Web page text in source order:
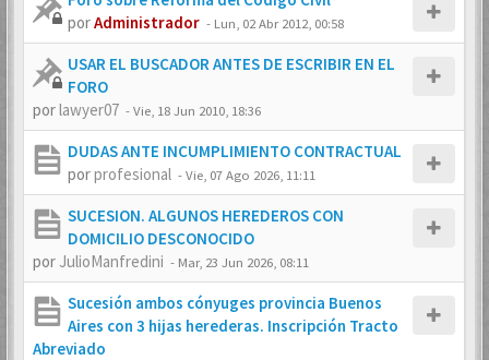
porAdministrador - Lun, 02 Abr 2012, 00:58
USAR EL BUSCADOR ANTES DE ESCRIBIR EN EL
FORO
porlawyer07 -Vie, 18 Jun 2010, 18:36
DUDAS ANTE INCUMPLIMIENTO CONTRACTUAL
porprofesional -Vie, 07 Ago 2026, 11:11
SUCESION. ALGUNOS HEREDEROS CON
DOMICILIO DESCONOCIDO
por JulioManfredini - Mar, 23 Jun 2026, 08:11
Sucesión ambos cónyuges provincia Buenos
Aires con 3 hijas herederas. Inscripción Tracto
Abreviado